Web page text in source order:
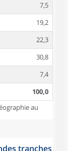
7,5
19,2
22,3
30,8
7,4
100,0
au
tranches